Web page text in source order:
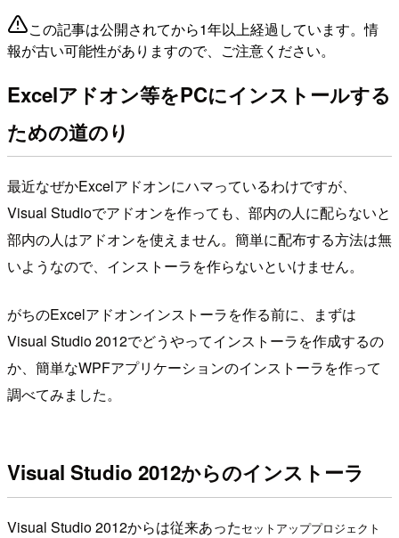
この記事は公開されてから1年以上経過しています。情
報が古い可能性がありますので、ご注意ください。
Excelアドオン等をPCにインストールする
ための道のり
最近なぜかExcelアドオンにハマっているわけですが、
Visual Studioでアドオンを作っても、部内の人に配らないと
部内の人はアドオンを使えません。簡単に配布する方法は無
いようなので、インストーラを作らないといけません。
がちのExcelアドオンインストーラを作る前に、まずは
Visual Studio 2012でどうやってインストーラを作成するの
か、簡単なWPFアプリケーションのインストーラを作って
調べてみました。
Visual Studio 2012からのインストーラ
Visual Studio 2012からは従来あった セットアッププロジェクト